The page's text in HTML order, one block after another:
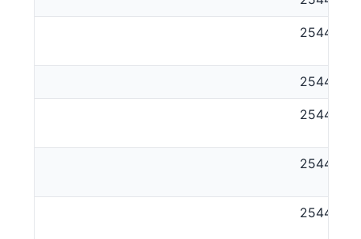
254413
254414
254415
254416
254418